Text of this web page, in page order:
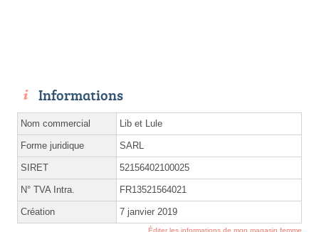
Informations
Nom commercial Lib et Lule
Forme juridique SARL
SIRET 52156402100025
N° TVA Intra. FR13521564021
Création 7 janvier 2019
Éditer les informations de mon magasin femme